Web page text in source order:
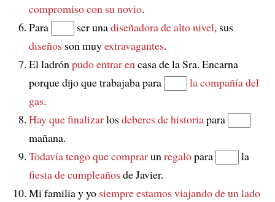
compromiso con su novio.
Para
ser unadiseñadora de alto nivel, sus
diseñosson muyextravagantes.
El ladrón pudo entrar en casa de la Sra. Encarna
porque dijo que trabajaba para
la compañía del
gas.
Hay que finalizarlosdeberes de historiapara
mañana.
Todavía tengo que comprarun regalopara
la
fiesta de cumpleañosde Javier.
Mi familia y yo siempre estamos viajandode un lado